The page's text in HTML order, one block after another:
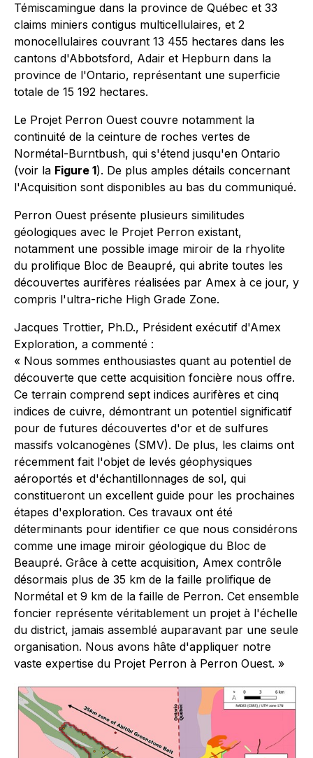
Témiscamingue dans la province de Québec et 33
claims miniers contigus multicellulaires, et 2
monocellulaires couvrant 13 455 hectares dans les
cantons d'Abbotsford, Adair et Hepburn dans la
province de l'Ontario, représentant une superficie
totale de 15 192 hectares.
Le Projet Perron Ouest couvre notamment la
continuité de la ceinture de roches vertes de
Normétal-Burntbush, qui s'étend jusqu'en Ontario
(voir la Figure 1). De plus amples détails concernant
l'Acquisition sont disponibles au bas du communiqué.
Perron Ouest présente plusieurs similitudes
géologiques avec le Projet Perron existant,
notamment une possible image miroir de la rhyolite
du prolifique Bloc de Beaupré, qui abrite toutes les
découvertes aurifères réalisées par Amex à ce jour, y
compris l'ultra-riche High Grade Zone.
Jacques Trottier, Ph.D., Président exécutif d'Amex
Exploration, a commenté :
« Nous sommes enthousiastes quant au potentiel de
découverte que cette acquisition foncière nous offre.
Ce terrain comprend sept indices aurifères et cinq
indices de cuivre, démontrant un potentiel significatif
pour de futures découvertes d'or et de sulfures
massifs volcanogènes (SMV). De plus, les claims ont
récemment fait l'objet de levés géophysiques
aéroportés et d'échantillonnages de sol, qui
constitueront un excellent guide pour les prochaines
étapes d'exploration. Ces travaux ont été
déterminants pour identifier ce que nous considérons
comme une image miroir géologique du Bloc de
Beaupré. Grâce à cette acquisition, Amex contrôle
désormais plus de 35 km de la faille prolifique de
Normétal et 9 km de la faille de Perron. Cet ensemble
foncier représente véritablement un projet à l'échelle
du district, jamais assemblé auparavant par une seule
organisation. Nous avons hâte d'appliquer notre
vaste expertise du Projet Perron à Perron Ouest. »